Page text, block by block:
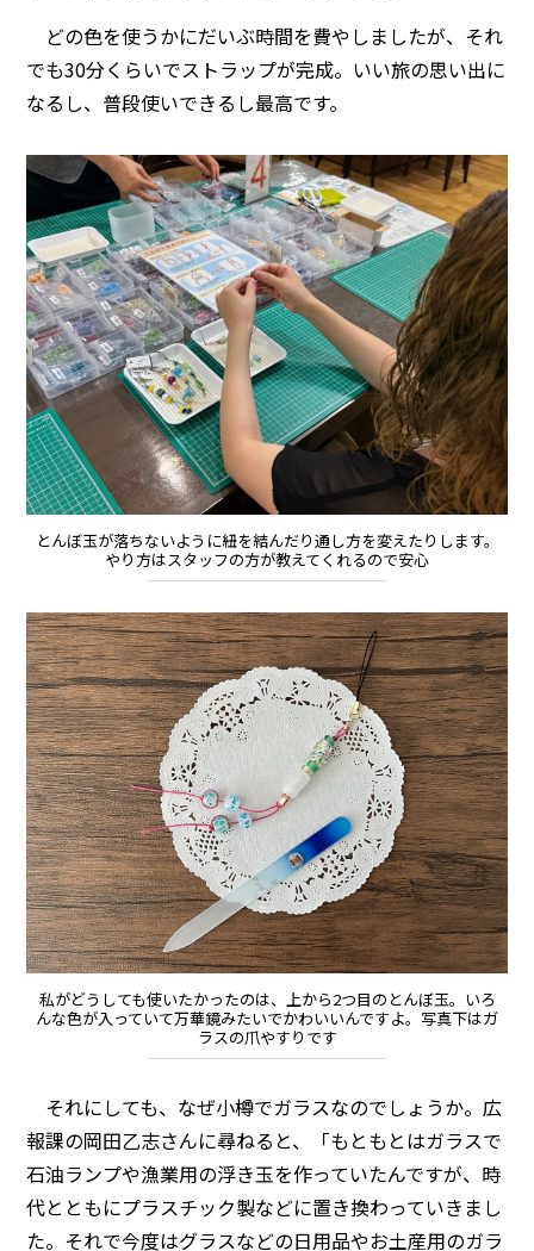
どの色を使うかにだいぶ時間を費やしましたが、それ
でも30分くらいでストラップが完成。いい旅の思い出に
なるし、普段使いできるし最高です。
とんぼ玉が落ちないように紐を結んだり通し方を変えたりします。
やり方はスタッフの方が教えてくれるので安心
私がどうしても使いたかったのは、上から2つ目のとんぼ玉。いろ
んな色が入っていて万華鏡みたいでかわいいんですよ。写真下はガ
ラスの爪やすりです
それにしても、なぜ小樽でガラスなのでしょうか。広
報課の岡田乙志さんに尋ねると、「もともとはガラスで
石油ランプや漁業用の浮き玉を作っていたんですが、時
代とともにプラスチック製などに置き換わっていきまし
た。それで今度はグラスなどの日用品やお土産用のガラ